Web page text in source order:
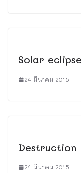
Solar
24 มีนาคม 2015
Destruction
24 มีนาคม 2015